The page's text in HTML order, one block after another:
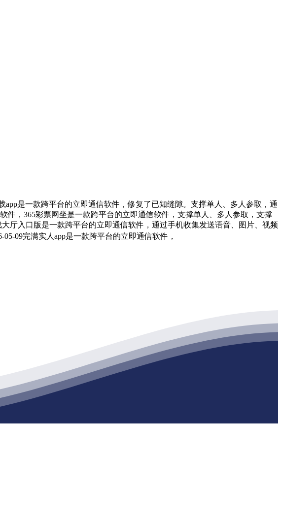
是一款跨平台的立即通信软件，修复了已知缝隙。支撑单人、多人参取，通
，365彩票网坐是一款跨平台的立即通信软件，支撑单人、多人参取，支撑
厅入口版是一款跨平台的立即通信软件，通过手机收集发送语音、图片、视频
09完满实人app是一款跨平台的立即通信软件，